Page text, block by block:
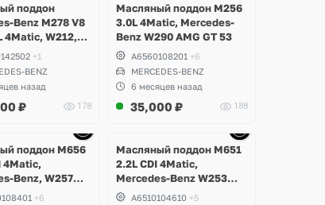
поддон
Benz M278 V8
4Matic, W212,
E63 AMG,
W218 CLS
ML, GLS,
W217, W221,
S500
+1
BENZ
назад
₽ 178
Масляный поддон M256
3.0L 4Matic, Mercedes-
Benz W290 AMG GT 53
A6560108201 +6
MERCEDES-BENZ
6 месяцев назад
35,000 ₽ 188
поддон M656
4Matic,
Benz, W257
+6
Масляный поддон M651
2.2L CDI 4Matic,
Mercedes-Benz W253
GLC 220d
A6510104610 +5